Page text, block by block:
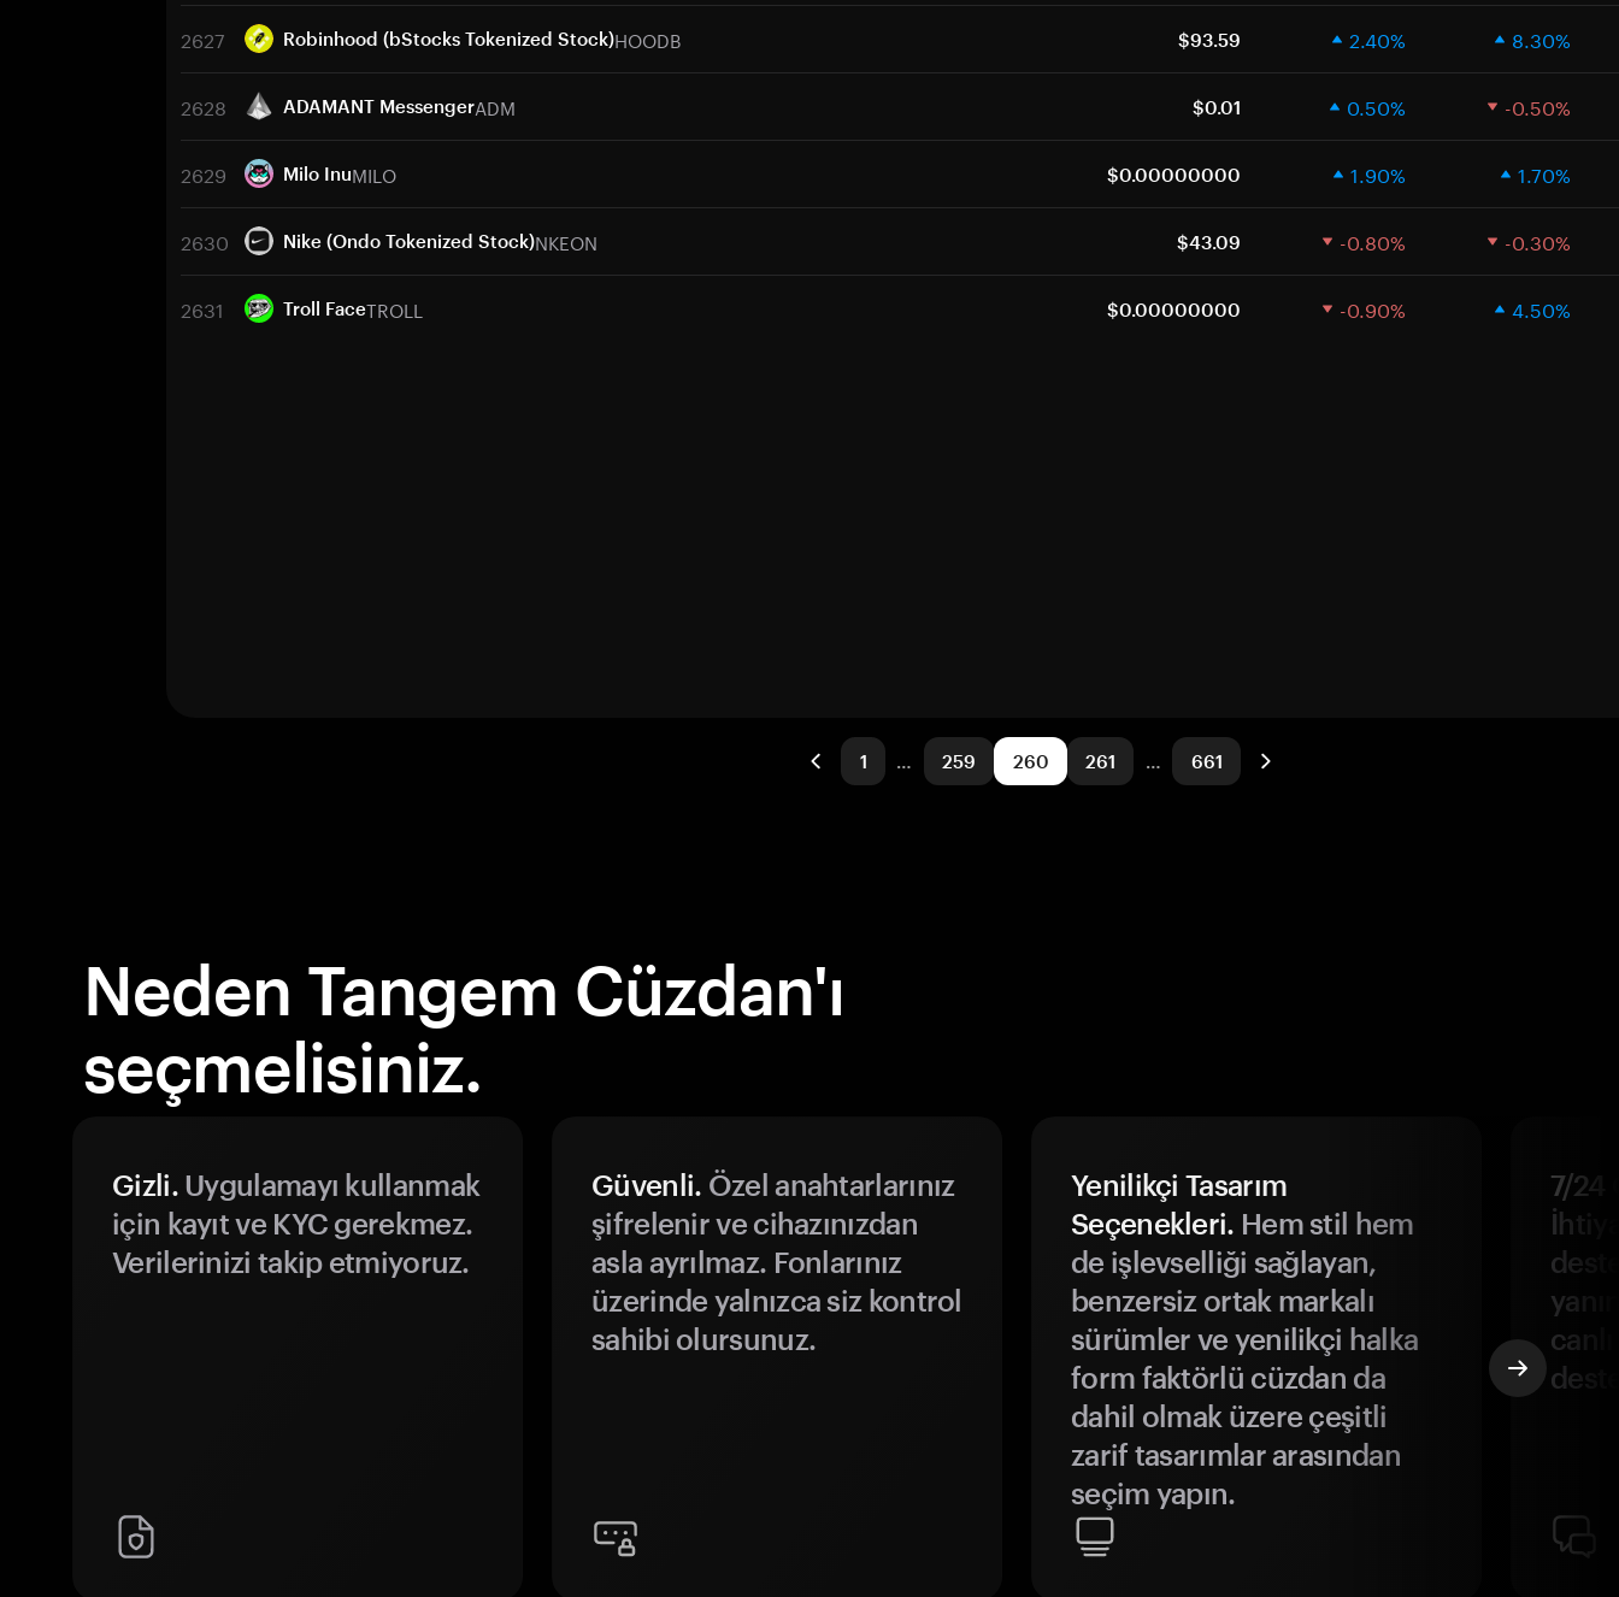
2627 Robinhood (bStocks Tokenized Stock)HOODB $93.59 2.40% 8.30%
2628 ADAMANT MessengerADM $0.01 0.50% -0.50%
2629 Milo InuMILO $0.00000000 1.90% 1.70%
2630 Nike (Ondo Tokenized Stock)NKEON $43.09 -0.80% -0.30%
2631 Troll FaceTROLL $0.00000000 -0.90% 4.50%
1 … 259 260 261 … 661
Neden Tangem Cüzdan'ı
seçmelisiniz.
Gizli.Uygulamayı kullanmak
için kayıt ve KYC gerekmez.
Verilerinizi takip etmiyoruz.
Güvenli. Özel anahtarlarınız
şifrelenir ve cihazınızdan
asla ayrılmaz. Fonlarınız
üzerinde yalnızca siz kontrol
sahibi olursunuz.
Yenilikçi Tasarım
Seçenekleri. Hem stil hem
de işlevselliği sağlayan,
benzersiz ortak markalı
sürümler ve yenilikçi halka
form faktörlü cüzdan da
dahil olmak üzere çeşitli
zarif tasarımlar arasından
seçim yapın.
7/24